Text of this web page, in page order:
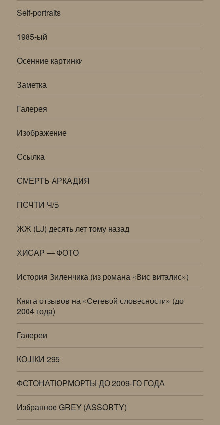
Self-portraits
1985-ый
Осенние картинки
Заметка
Галерея
Изображение
Ссылка
СМЕРТЬ АРКАДИЯ
ПОЧТИ Ч/Б
ЖЖ (LJ) десять лет тому назад
ХИСАР — ФОТО
История Зиленчика (из романа «Вис виталис»)
Книга отзывов на «Сетевой словесности» (до
2004 года)
Галереи
КОШКИ 295
ФОТОНАТЮРМОРТЫ ДО 2009-ГО ГОДА
Избранное GREY (ASSORTY)